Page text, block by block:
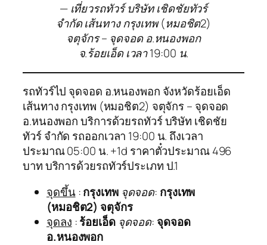
— เที่ยวรถทัวร์ บริษัท เชิดชัยทัวร์
จำกัด เส้นทาง กรุงเทพ (หมอชิต2)
จตุจักร – จุดจอด อ.หนองพอก
จ.ร้อยเอ็ด เวลา 19:00 น.
รถทัวร์ไป จุดจอด อ.หนองพอก จังหวัดร้อยเอ็ด
เส้นทาง กรุงเทพ (หมอชิต2) จตุจักร – จุดจอด
อ.หนองพอก บริการด้วยรถทัวร์ บริษัท เชิดชัย
ทัวร์ จำกัด รถออกเวลา 19:00 น. ถึงเวลา
ประมาณ 05:00 น. +1d ราคาตั๋วประมาณ 496
บาท บริการด้วยรถทัวร์ประเภท ป.1
จุดขึ้น:กรุงเทพ จุดจอด: กรุงเทพ
(หมอชิต2) จตุจักร
จุดลง :ร้อยเอ็ด จุดจอด: จุดจอด
อ.หนองพอก